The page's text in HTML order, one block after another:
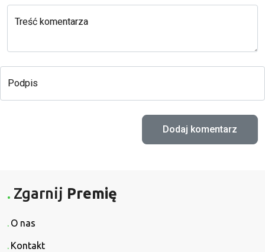
Treść komentarza
Podpis
Zgarnij Premię
O nas
Kontakt